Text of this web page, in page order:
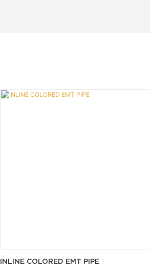
INLINE COLORED EMT PIPE